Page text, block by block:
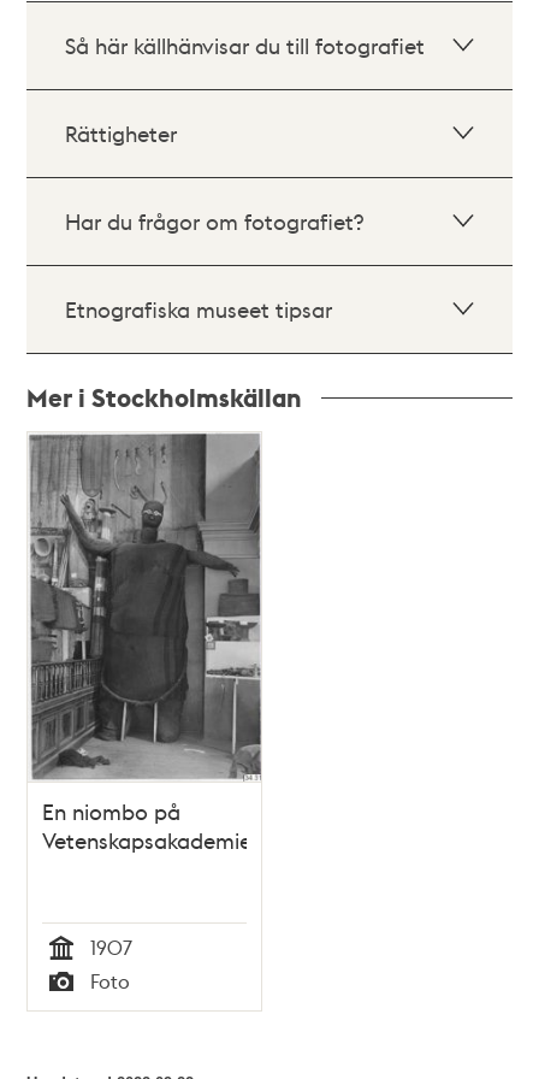
Så här källhänvisar du till fotografiet
Rättigheter
Har du frågor om fotografiet?
Etnografiska museet tipsar
Mer i Stockholmskällan
Relaterade
poster
och
teman
En niombo på
Vetenskapsakademien
Tid
1907
Typ
Foto